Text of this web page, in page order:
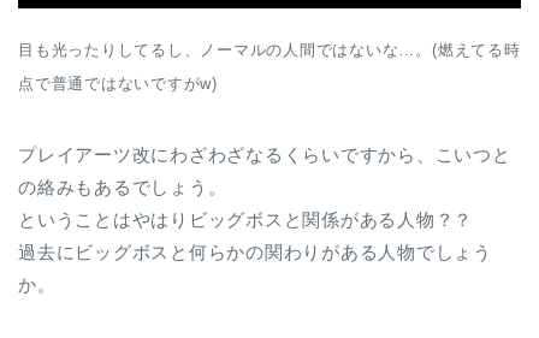
目も光ったりしてるし、ノーマルの人間ではないな…。(燃えてる時
点で普通ではないですがw)
プレイアーツ改にわざわざなるくらいですから、こいつと
の絡みもあるでしょう。
ということはやはりビッグボスと関係がある人物？？
過去にビッグボスと何らかの関わりがある人物でしょう
か。